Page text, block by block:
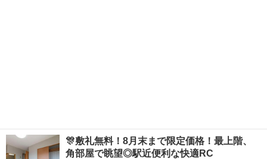
🎊敷礼無料！8月末まで限定価格！最上階、
角部屋で眺望◎駅近便利な快適RC